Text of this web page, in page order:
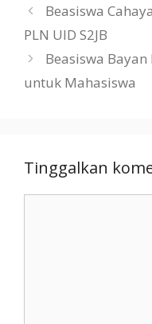
Beasiswa
PLN UID S2JB
Beasiswa
untuk Mahasiswa
Tinggalkan